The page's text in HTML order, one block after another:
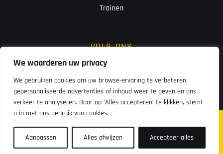
We waarderen uw privacy
We gebruiken cookies om uw browse-ervaring te verbeteren,
gepersonaliseerde advertenties of inhoud weer te geven en ons
verkeer te analyseren. Door op ‘Alles accepteren’ te klikken, stemt
u in met ons gebruik van cookies.
Aanpassen Alles afwijzen Accepteer alles
Trainen
VOLG ONS
Sitemap
Privacystatement